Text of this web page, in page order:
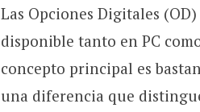
Las Opciones Digitales
disponible tanto en PC
concepto principal es
una diferencia que